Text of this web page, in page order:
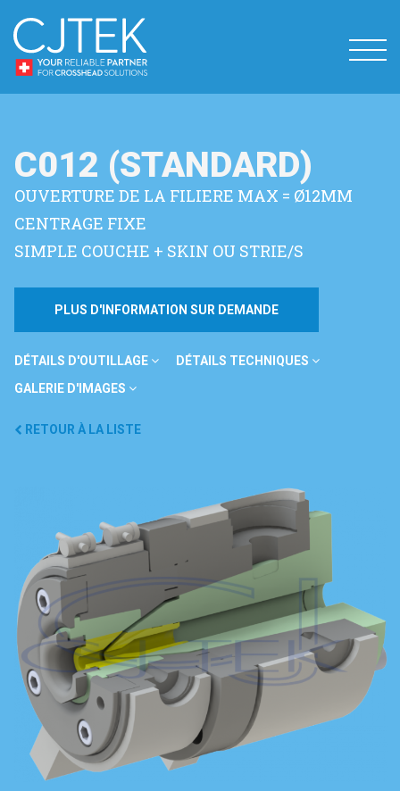
C012 (STANDARD)
OUVERTURE DE LA FILIERE MAX = Ø12MM
CENTRAGE FIXE
SIMPLE COUCHE + SKIN OU STRIE/S
PLUS D'INFORMATION SUR DEMANDE
DÉTAILS D'OUTILLAGE
DÉTAILS TECHNIQUES
GALERIE D'IMAGES
RETOUR À LA LISTE